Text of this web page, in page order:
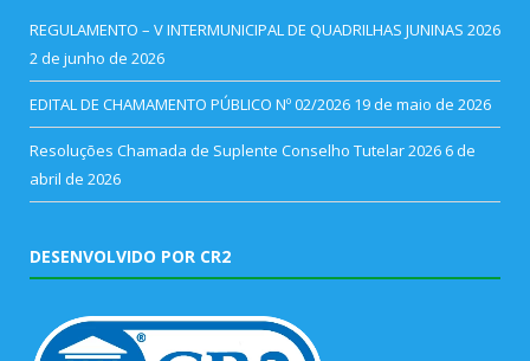
REGULAMENTO – V INTERMUNICIPAL DE QUADRILHAS JUNINAS 2026
2 de junho de 2026
EDITAL DE CHAMAMENTO PÚBLICO Nº 02/2026 19 de maio de 2026
Resoluções Chamada de Suplente Conselho Tutelar 2026 6 de
abril de 2026
DESENVOLVIDO POR CR2